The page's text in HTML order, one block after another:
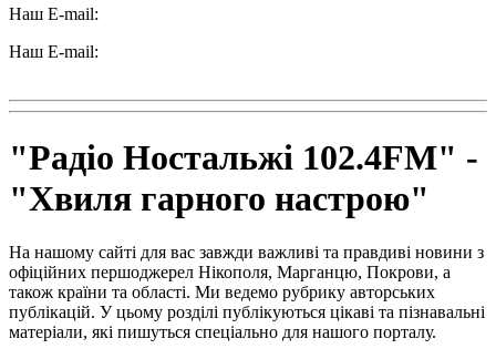
Наш E-mail:
Наш E-mail:
"Радіо Ностальжі 102.4FM" -
"Хвиля гарного настрою"
На нашому сайті для вас завжди важливі та правдиві новини з
офіційних першоджерел Нікополя, Марганцю, Покрови, а
також країни та області. Ми ведемо рубрику авторських
публікацій. У цьому розділі публікуються цікаві та пізнавальні
матеріали, які пишуться спеціально для нашого порталу.